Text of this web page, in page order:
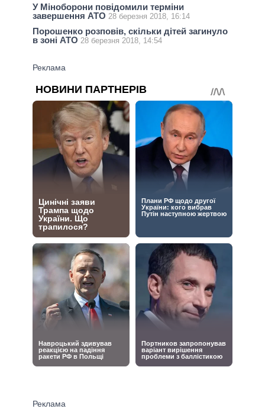
У Міноборони повідомили терміни
завершення АТО 28 березня 2018, 16:14
Порошенко розповів, скільки дітей загинуло
в зоні АТО 28 березня 2018, 14:54